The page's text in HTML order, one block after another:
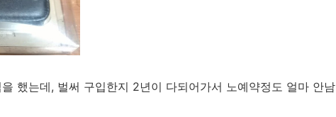
했는데, 벌써 구입한지 2년이 다되어가서 노예약정도 얼마 안남